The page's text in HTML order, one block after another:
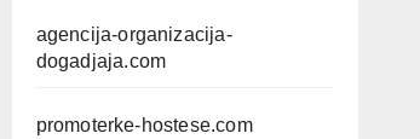
agencija-organizacija-
dogadjaja.com
promoterke-hostese.com